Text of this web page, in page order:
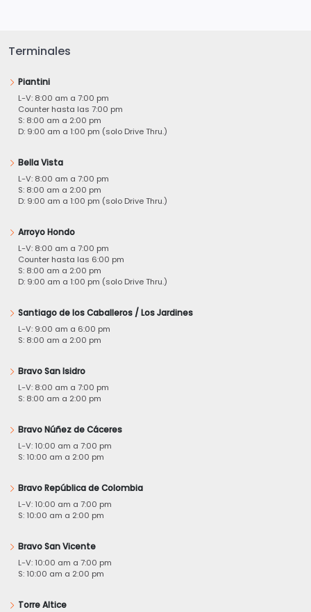
Terminales
Piantini
L-V: 8:00 am a 7:00 pm
Counter hasta las 7:00 pm
S: 8:00 am a 2:00 pm
D: 9:00 am a 1:00 pm (solo Drive Thru.)
Bella Vista
L-V: 8:00 am a 7:00 pm
S: 8:00 am a 2:00 pm
D: 9:00 am a 1:00 pm (solo Drive Thru.)
Arroyo Hondo
L-V: 8:00 am a 7:00 pm
Counter hasta las 6:00 pm
S: 8:00 am a 2:00 pm
D: 9:00 am a 1:00 pm (solo Drive Thru.)
Santiago de los Caballeros / Los Jardines
L-V: 9:00 am a 6:00 pm
S: 8:00 am a 2:00 pm
Bravo San Isidro
L-V: 8:00 am a 7:00 pm
S: 8:00 am a 2:00 pm
Bravo Núñez de Cáceres
L-V: 10:00 am a 7:00 pm
S: 10:00 am a 2:00 pm
Bravo República de Colombia
L-V: 10:00 am a 7:00 pm
S: 10:00 am a 2:00 pm
Bravo San Vicente
L-V: 10:00 am a 7:00 pm
S: 10:00 am a 2:00 pm
Torre Altice